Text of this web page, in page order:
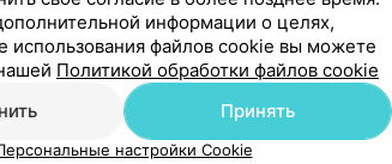
информации о целях,
использования файлов cookie вы можете
Политикой обработки файлов cookie
Принять
настройки Cookie